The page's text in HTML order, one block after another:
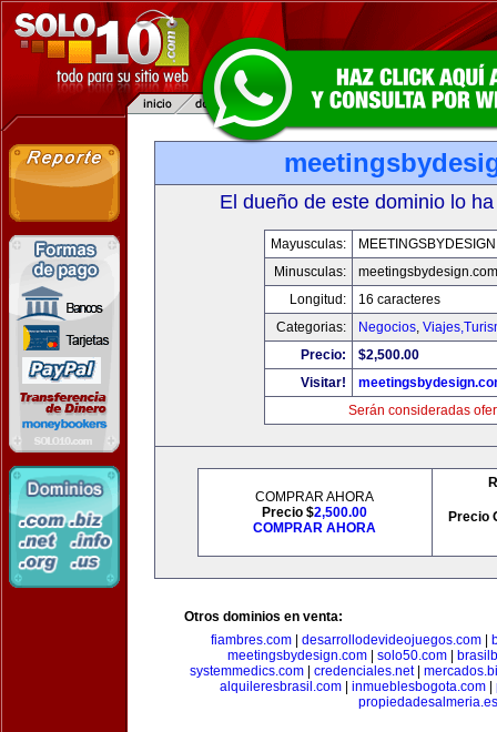
El dueño de este dominio lo
Mayusculas:
Minusculas:
meetingsbydesign.com
Longitud:
16 caracteres
Categorias:
Negocios,
Precio:
$2,500.00
Visitar!
Serán consideradas
COMPRAR AHORA
Precio $2,500.00
COMPRAR AHORA
Precio
Otros dominios en venta:
fiambres.com| desarrollodevideojuegos.com|
meetingsbydesign.com
solo50.com
systemmedics.com| credenciales.net|
alquileresbrasil.com| inmueblesbogota.com|
propiedadesalmeria.es